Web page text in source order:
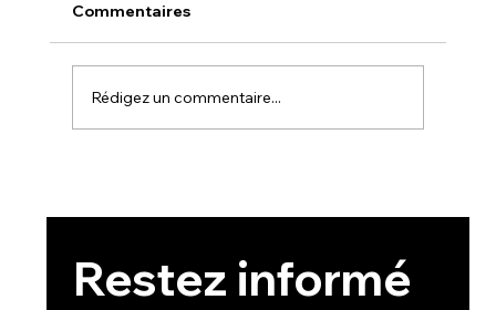
Commentaires
Rédigez un commentaire...
Restez informé